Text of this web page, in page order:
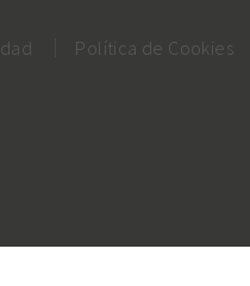
Política de Cookies